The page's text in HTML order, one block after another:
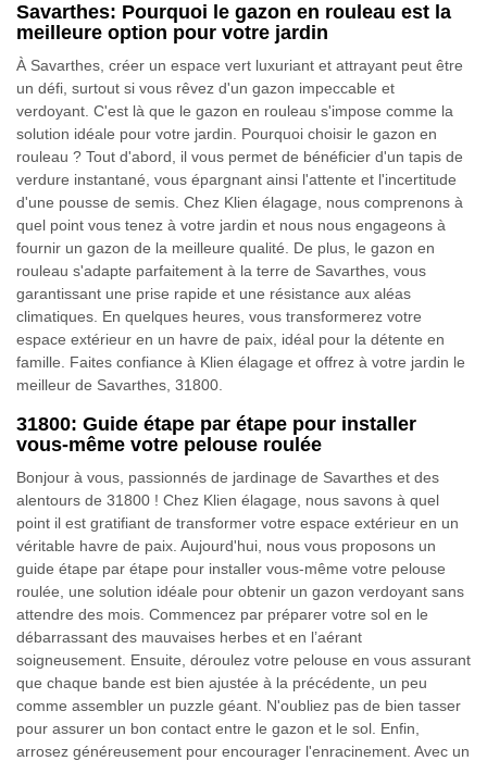
Savarthes: Pourquoi le gazon en rouleau est la
meilleure option pour votre jardin
À Savarthes, créer un espace vert luxuriant et attrayant peut être
un défi, surtout si vous rêvez d'un gazon impeccable et
verdoyant. C'est là que le gazon en rouleau s'impose comme la
solution idéale pour votre jardin. Pourquoi choisir le gazon en
rouleau ? Tout d'abord, il vous permet de bénéficier d'un tapis de
verdure instantané, vous épargnant ainsi l'attente et l'incertitude
d'une pousse de semis. Chez Klien élagage, nous comprenons à
quel point vous tenez à votre jardin et nous nous engageons à
fournir un gazon de la meilleure qualité. De plus, le gazon en
rouleau s'adapte parfaitement à la terre de Savarthes, vous
garantissant une prise rapide et une résistance aux aléas
climatiques. En quelques heures, vous transformerez votre
espace extérieur en un havre de paix, idéal pour la détente en
famille. Faites confiance à Klien élagage et offrez à votre jardin le
meilleur de Savarthes, 31800.
31800: Guide étape par étape pour installer
vous-même votre pelouse roulée
Bonjour à vous, passionnés de jardinage de Savarthes et des
alentours de 31800 ! Chez Klien élagage, nous savons à quel
point il est gratifiant de transformer votre espace extérieur en un
véritable havre de paix. Aujourd'hui, nous vous proposons un
guide étape par étape pour installer vous-même votre pelouse
roulée, une solution idéale pour obtenir un gazon verdoyant sans
attendre des mois. Commencez par préparer votre sol en le
débarrassant des mauvaises herbes et en l’aérant
soigneusement. Ensuite, déroulez votre pelouse en vous assurant
que chaque bande est bien ajustée à la précédente, un peu
comme assembler un puzzle géant. N'oubliez pas de bien tasser
pour assurer un bon contact entre le gazon et le sol. Enfin,
arrosez généreusement pour encourager l'enracinement. Avec un